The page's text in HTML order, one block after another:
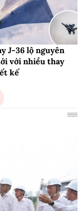
J-36 lộ nguyên
với nhiều thay
kế